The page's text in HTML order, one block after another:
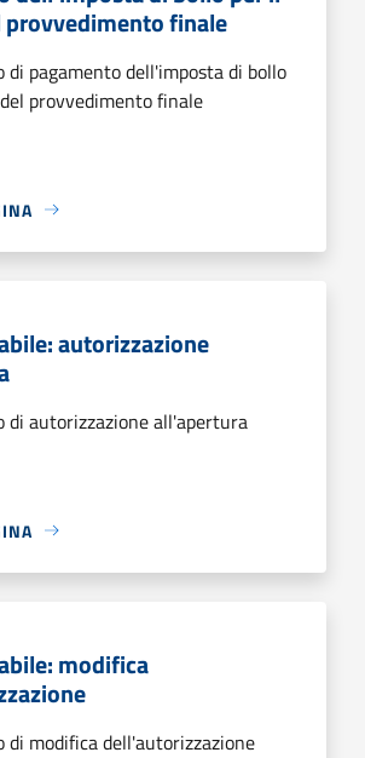
provvedimento finale
di pagamento dell'imposta di bollo
provvedimento finale
autorizzazione
di autorizzazione all'apertura
modifica
di modifica dell'autorizzazione